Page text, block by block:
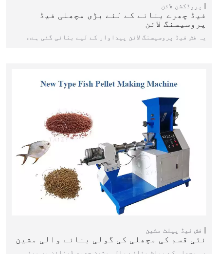
پروڈکشن لائن
فیڈ چھرے بنانے کے لئے بڑی مچھلی فیڈ
پروسیسنگ لائن
یہ فش فیڈ پروسیسنگ لائن پیداوار کے لیے بنائی گئی ہے…
فش فیڈ پیلٹ مشین
نئی قسم کی مچھلی کی گولی بنانے والی مشین